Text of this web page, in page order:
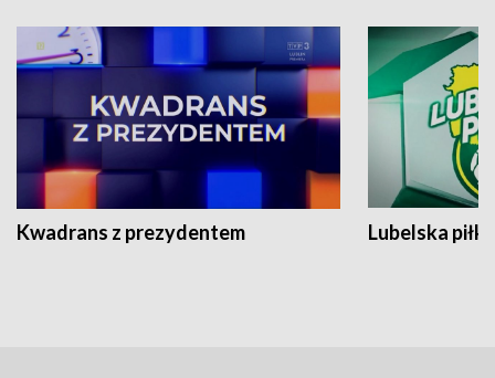
Kwadrans z prezydentem Lubelska piłka